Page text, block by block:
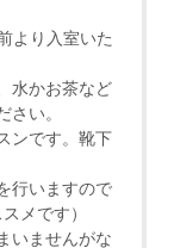
より入室いた
水かお茶など
さい。
ンです。靴下
行いますので
メです）
いませんがな